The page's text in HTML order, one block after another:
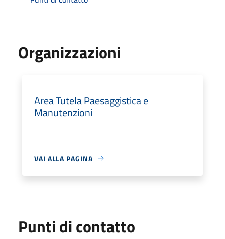
Organizzazioni
Area Tutela Paesaggistica e
Manutenzioni
VAI ALLA PAGINA
Punti di contatto